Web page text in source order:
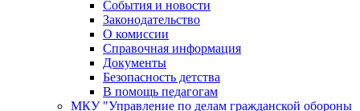
События и новости
Законодательство
О комиссии
Справочная информация
Документы
Безопасность детства
В помощь педагогам
МКУ "Управление по делам гражданской обороны